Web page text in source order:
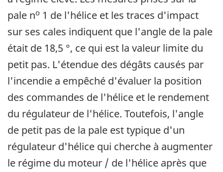
pale no 1 de l'hélice et les traces d'impact
sur ses cales indiquent que l'angle de la pale
était de 18,5 °, ce qui est la valeur limite du
petit pas. L'étendue des dégâts causés par
l'incendie a empêché d'évaluer la position
des commandes de l'hélice et le rendement
du régulateur de l'hélice. Toutefois, l'angle
de petit pas de la pale est typique d'un
régulateur d'hélice qui cherche à augmenter
le régime du moteur / de l'hélice après que